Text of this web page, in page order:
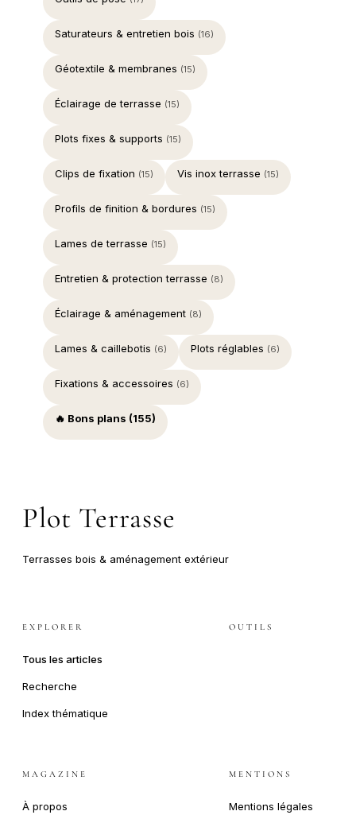
Saturateurs & entretien bois (16)
Géotextile & membranes (15)
Éclairage de terrasse (15)
Plots fixes & supports (15)
Clips de fixation (15) Vis inox terrasse (15)
Profils de finition & bordures (15)
Lames de terrasse (15)
Entretien & protection terrasse (8)
Éclairage & aménagement (8)
Lames & caillebotis (6) Plots réglables (6)
Fixations & accessoires (6)
🔥 Bons plans (155)
Plot Terrasse
Terrasses bois & aménagement extérieur
EXPLORER
Tous les articles
Recherche
Index thématique
OUTILS
MAGAZINE
À propos
MENTIONS
Mentions légales